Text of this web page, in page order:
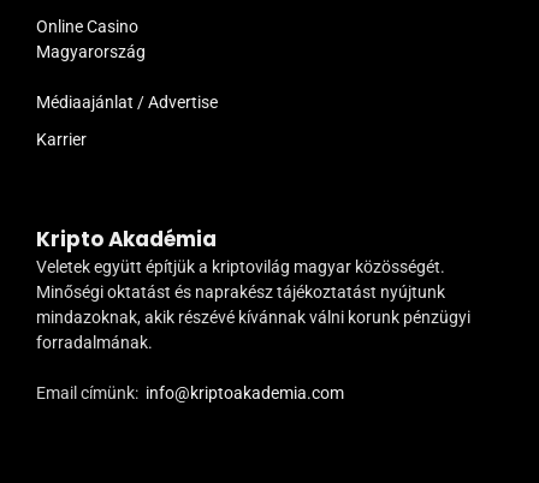
Online Casino
Magyarország
Médiaajánlat / Advertise
Karrier
Kripto Akadémia
Veletek együtt építjük a kriptovilág magyar közösségét.
Minőségi oktatást és naprakész tájékoztatást nyújtunk
mindazoknak, akik részévé kívánnak válni korunk pénzügyi
forradalmának.
Email címünk: info@kriptoakademia.com